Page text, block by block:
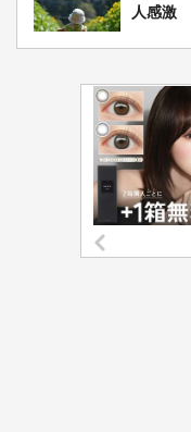
人感激